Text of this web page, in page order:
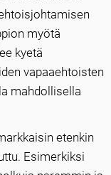
myötä
kyetä
vapaaehtoisten
mahdollisella
etenkin
Esimerkiksi